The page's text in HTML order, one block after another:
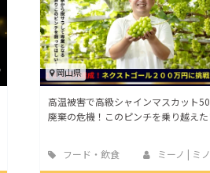
岡山県
高温被害で高級シャインマスカット
廃棄の危機！このピンチを乗り越えた
フード・飲食
ミーノ | ミ